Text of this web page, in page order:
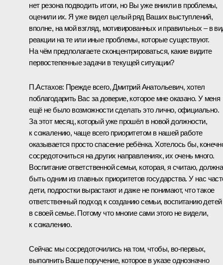
нет резона подводить итоги, но Вы уже вникли в проблемы,
оценили их. Я уже видел целый ряд Ваших выступлений,
вполне, на мой взгляд, мотивированных и правильных – в
реакции на те или иные проблемы, которые существуют.
На чём предполагаете сконцентрироваться, какие видите
первостепенные задачи в текущей ситуации?
П.Астахов: Прежде всего, Дмитрий Анатольевич, хотел
поблагодарить Вас за доверие, которое мне оказано. У меня
ещё не было возможности сделать это лично, официально.
За этот месяц, который уже прошёл в новой должности,
к сожалению, чаще всего приоритетом в нашей работе
оказывается просто спасение ребёнка. Хотелось бы,
сосредоточиться на других направлениях, их очень много.
Воспитание ответственной семьи, которая, я считаю, должна
быть одним из главных приоритетов государства. У нас
дети, подростки вырастают и даже не понимают, что такое
ответственный подход к созданию семьи, воспитанию детей
в своей семье. Потому что многие сами этого не видели,
к сожалению.
Сейчас мы сосредоточились на том, чтобы, во‑первых,
выполнить Ваше поручение, которое в указе однозначно